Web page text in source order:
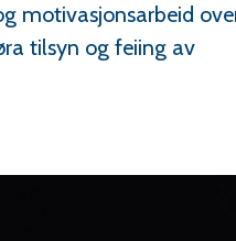
motivasjonsarbeid
tilsyn og feiing av